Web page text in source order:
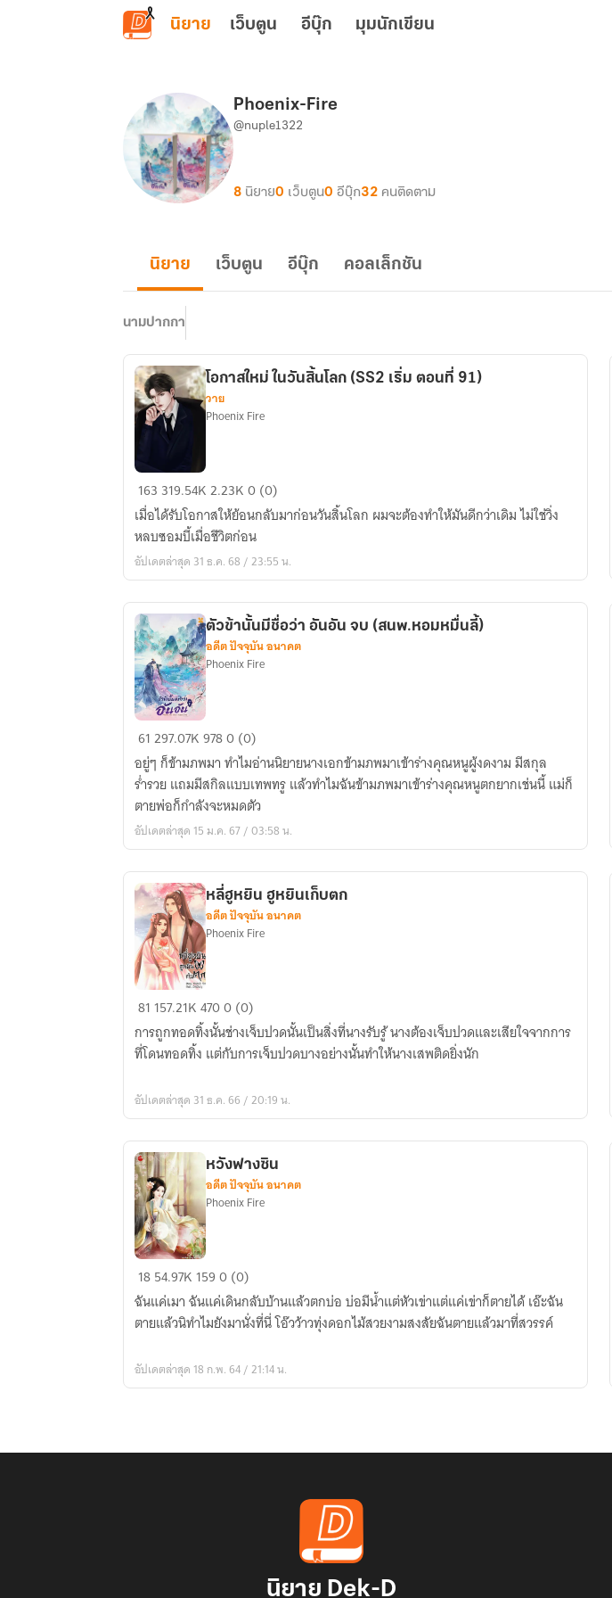
ข้ามไปยังเนื้อหาหลัก
นิยาย เว็บตูน อีบุ๊ก มุมนักเขียน
Phoenix-Fire
@nuple1322
8 นิยาย0 เว็บตูน0 อีบุ๊ก32 คนติดตาม
นิยาย เว็บตูน อีบุ๊ก คอลเล็กชัน
นามปากกา
โอกาส
ใหม่
ใน
วัน
สิ้น
(SS2
เริ่ม
ตอน
ที่
91)
โอกาสใหม่ ในวันสิ้นโลก (SS2 เริ่ม ตอนที่ 91)
วาย
Phoenix Fire
163 319.54K2.23K0 (0)
เมื่อได้รับโอกาสให้ย้อนกลับมาก่อนวันสิ้นโลก ผมจะต้องทำให้มันดีกว่าเดิม ไม่ใช่วิ่ง
หลบซอมบี้เมื่อชีวิตก่อน
อัปเดตล่าสุด 31 ธ.ค. 68 / 23:55 น.
ตัว
ข้า
นั้น
มีชื่อ
ว่า
อัน
จบ
(สนพ.หอม
หมื่น
ลี้)
ตัวข้านั้นมีชื่อว่า อันอัน จบ (สนพ.หอมหมื่นลี้)
อดีต ปัจจุบัน อนาคต
Phoenix Fire
61297.07K9780 (0)
อยู่ๆ ก็ข้ามภพมา ทำไมอ่านนิยายนางเอกข้ามภพมาเข้าร่างคุณหนูผู้งดงาม มีสกุล
ร่ำรวย แถมมีสกิลแบบเทพทรู แล้วทำไมฉันข้ามภพมาเข้าร่างคุณหนูตกยากเช่นนี้ แม่ก็
ตายพ่อก็กำลังจะหมดตัว
อัปเดตล่าสุด 15 ม.ค. 67 / 03:58 น.
หลี่
หยิน
ฮู
เก็บตก
หลี่ฮูหยิน ฮูหยินเก็บตก
อดีต ปัจจุบัน อนาคต
Phoenix Fire
81 157.21K4700 (0)
การถูกทอดทิ้งนั้นช่างเจ็บปวดนั้นเป็นสิ่งที่นางรับรู้ นางต้องเจ็บปวดและเสียใจจากการ
ที่โดนทอดทิ้ง แต่กับการเจ็บปวดบางอย่างนั้นทำให้นางเสพติดยิ่งนัก
อัปเดตล่าสุด 31 ธ.ค. 66 / 20:19 น.
หวัง
ฟาง
ซิน
หวังฟางซิน
อดีต ปัจจุบัน อนาคต
Phoenix Fire
1854.97K 1590 (0)
ฉันแค่เมา ฉันแค่เดินกลับบ้านแล้วตกบ่อ บ่อมีน้ำแต่หัวเข่าแต่แค่เข่าก็ตายได้ เอ๊ะฉัน
ตายแล้วนิทำไมยังมานั่งที่นี่ โอ๊วว้าวทุ่งดอกไม้สวยงามสงสัยฉันตายแล้วมาที่สวรรค์
อัปเดตล่าสุด 18 ก.พ. 64 / 21:14 น.
นิยาย Dek-D